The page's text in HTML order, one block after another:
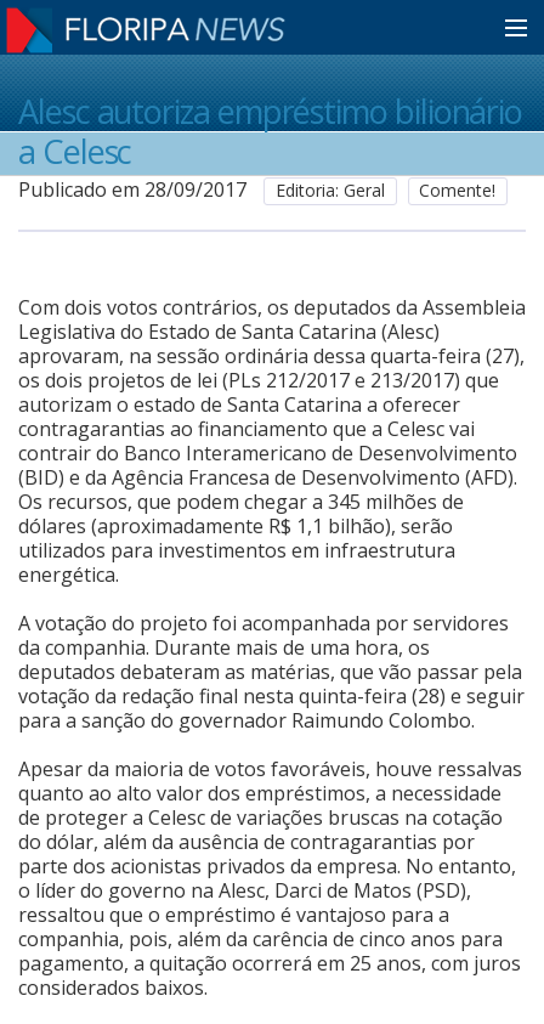
Home
Notícias
Classificados
Guia de Serviços
Anuncie
Cinema
Agenda Cultural
Fale Conosco
Alesc autoriza empréstimo bilionário
a Celesc
Publicado em 28/09/2017 Editoria: Geral Comente!
Com dois votos contrários, os deputados da Assembleia
Legislativa do Estado de Santa Catarina (Alesc)
aprovaram, na sessão ordinária dessa quarta-feira (27),
os dois projetos de lei (PLs 212/2017 e 213/2017) que
autorizam o estado de Santa Catarina a oferecer
contragarantias ao financiamento que a Celesc vai
contrair do Banco Interamericano de Desenvolvimento
(BID) e da Agência Francesa de Desenvolvimento (AFD).
Os recursos, que podem chegar a 345 milhões de
dólares (aproximadamente R$ 1,1 bilhão), serão
utilizados para investimentos em infraestrutura
energética.
A votação do projeto foi acompanhada por servidores
da companhia. Durante mais de uma hora, os
deputados debateram as matérias, que vão passar pela
votação da redação final nesta quinta-feira (28) e seguir
para a sanção do governador Raimundo Colombo.
Apesar da maioria de votos favoráveis, houve ressalvas
quanto ao alto valor dos empréstimos, a necessidade
de proteger a Celesc de variações bruscas na cotação
do dólar, além da ausência de contragarantias por
parte dos acionistas privados da empresa. No entanto,
o líder do governo na Alesc, Darci de Matos (PSD),
ressaltou que o empréstimo é vantajoso para a
companhia, pois, além da carência de cinco anos para
pagamento, a quitação ocorrerá em 25 anos, com juros
considerados baixos.